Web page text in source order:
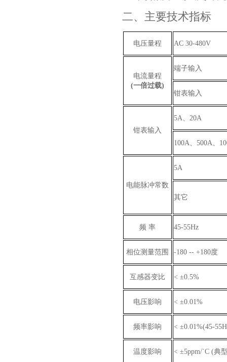
二、主要技术指标
电压量程 AC 30-480V
电流量程
(一倍过载)
端子输入
钳表输入
钳表输入
5A、20A
100A、500A、
电能脉冲常数
5A
其它
频 率 45-55Hz
相位测量范围 -180 -- +180度
互感器变比 < ±0.5%
电压影响 < ±0.01%
频率影响 < ±0.01%(45-
温度影响 < ±5ppm/`C (典